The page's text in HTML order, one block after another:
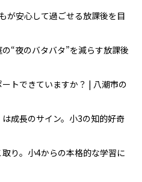
が安心して過ごせる放課後を目
“夜のバタバタ”を減らす放課後
トできていますか？ | 八潮市の
成長のサイン。小3の知的好奇
取り。小4からの本格的な学習に